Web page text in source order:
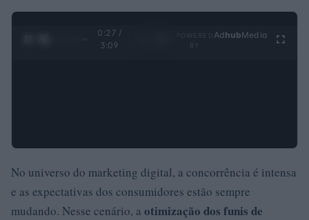
0:28 /
3:09
Ad hubMedia
No universo do marketing digital, a concorrência é intensa
e as expectativas dos consumidores estão sempre
mudando. Nesse cenário, a otimização dos funis de